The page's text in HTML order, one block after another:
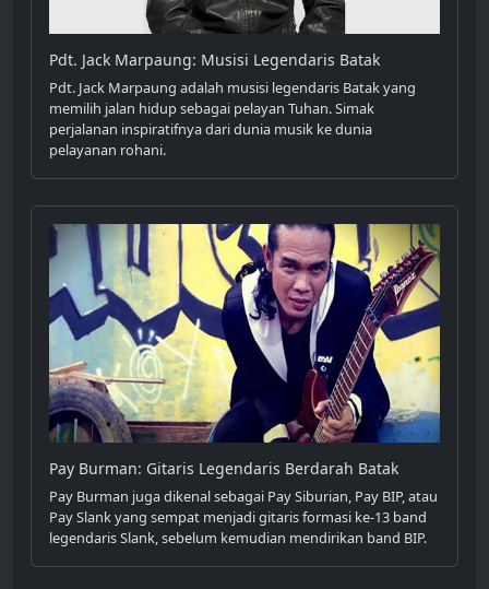
Pdt. Jack Marpaung: Musisi Legendaris Batak
Pdt. Jack Marpaung adalah musisi legendaris Batak yang
memilih jalan hidup sebagai pelayan Tuhan. Simak
perjalanan inspiratifnya dari dunia musik ke dunia
pelayanan rohani.
Pay Burman: Gitaris Legendaris Berdarah Batak
Pay Burman juga dikenal sebagai Pay Siburian, Pay BIP, atau
Pay Slank yang sempat menjadi gitaris formasi ke-13 band
legendaris Slank, sebelum kemudian mendirikan band BIP.